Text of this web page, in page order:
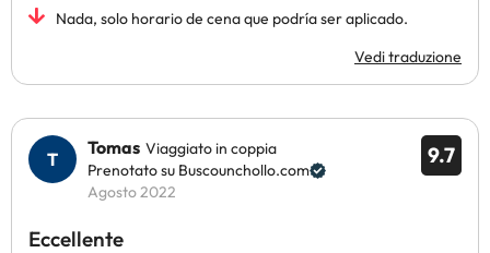
Nada, solo horario de cena que podría ser aplicado.
Vedi traduzione
9.7
Tomas Viaggiato in coppia
Prenotato su Buscounchollo.com
Agosto 2022
Eccellente